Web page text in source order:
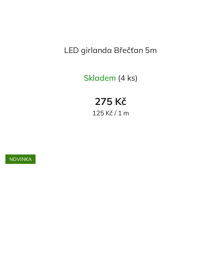
LED girlanda Břečťan 5m
Skladem (4 ks)
275 Kč
Měrná
125 Kč / 1 m
NOVINKA